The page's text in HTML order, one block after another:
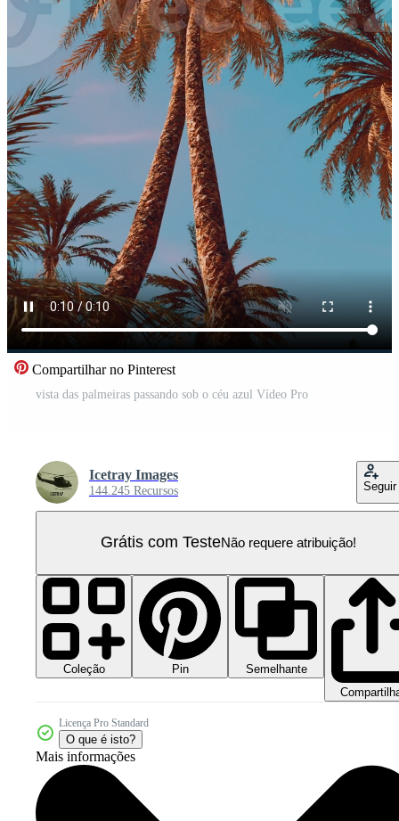
Compartilhar no Pinterest
vista das palmeiras passando sob o céu azul Vídeo Pro
Icetray Images
144.245 Recursos Seguir
Grátis com TesteNão requere atribuição!
Coleção Pin
Semelhante
Licença Pro Standard
O que é isto?
Mais informações